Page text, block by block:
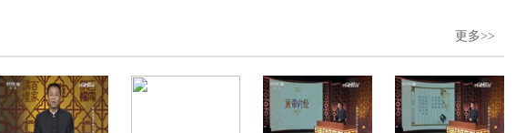
更多>>